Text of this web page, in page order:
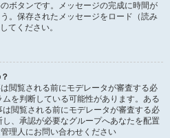
ボタンです。メッセージの完成に時間が
。保存されたメッセージをロード（読み
てください。
閲覧される前にモデレータが審査する必
を判断している可能性があります。ある
閲覧される前にモデレータが審査する必
、承認が必要なグループへあなたを配置
理人にお問い合わせください